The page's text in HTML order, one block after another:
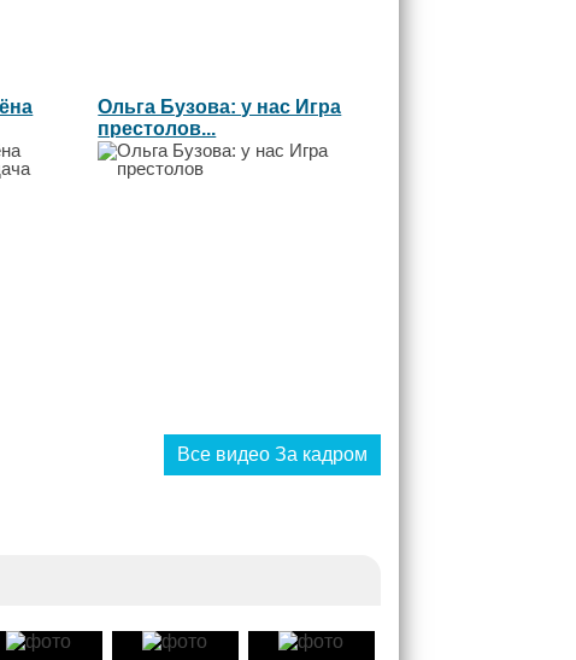
Ольга Бузова: у нас Игра
престолов...
Все видео За кадром